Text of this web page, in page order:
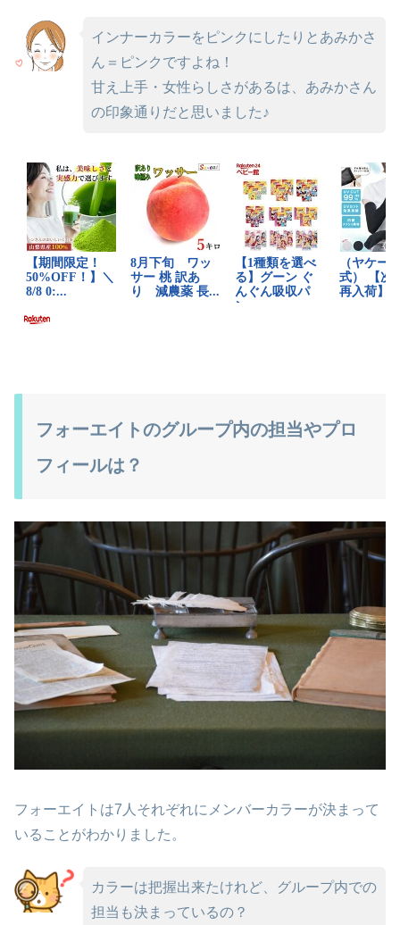
インナーカラーをピンクにしたりとあみかさ
ん＝ピンクですよね！
甘え上手・女性らしさがあるは、あみかさん
の印象通りだと思いました♪
フォーエイトのグループ内の担当やプロ
フィールは？
フォーエイトは7人それぞれにメンバーカラーが決まって
いることがわかりました。
カラーは把握出来たけれど、グループ内での
担当も決まっているの？